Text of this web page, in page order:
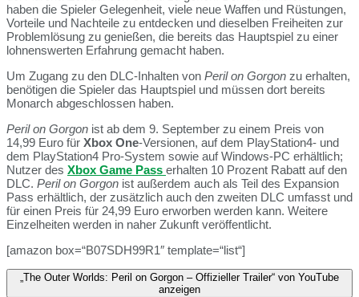
haben die Spieler Gelegenheit, viele neue Waffen und Rüstungen,
Vorteile und Nachteile zu entdecken und dieselben Freiheiten zur
Problemlösung zu genießen, die bereits das Hauptspiel zu einer
lohnenswerten Erfahrung gemacht haben.
Um Zugang zu den DLC-Inhalten von Peril on Gorgon zu erhalten,
benötigen die Spieler das Hauptspiel und müssen dort bereits
Monarch abgeschlossen haben.
Peril on Gorgon ist ab dem 9. September zu einem Preis von
14,99 Euro für Xbox One-Versionen, auf dem PlayStation4- und
dem PlayStation4 Pro-System sowie auf Windows-PC erhältlich;
Nutzer des Xbox Game Pass erhalten 10 Prozent Rabatt auf den
DLC. Peril on Gorgon ist außerdem auch als Teil des Expansion
Pass erhältlich, der zusätzlich auch den zweiten DLC umfasst und
für einen Preis für 24,99 Euro erworben werden kann. Weitere
Einzelheiten werden in naher Zukunft veröffentlicht.
[amazon box=“B07SDH99R1″ template=“list“]
„The Outer Worlds: Peril on Gorgon – Offizieller Trailer“ von YouTube
anzeigen